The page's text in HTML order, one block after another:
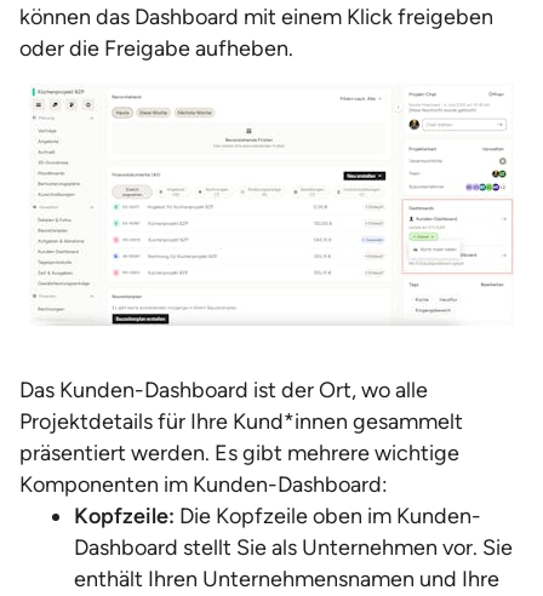
können das Dashboard mit einem Klick freigeben
oder die Freigabe aufheben.
Das Kunden-Dashboard ist der Ort, wo alle
Projektdetails für Ihre Kund*innen gesammelt
präsentiert werden. Es gibt mehrere wichtige
Komponenten im Kunden-Dashboard:
Kopfzeile: Die Kopfzeile oben im Kunden-
Dashboard stellt Sie als Unternehmen vor. Sie
enthält Ihren Unternehmensnamen und Ihre